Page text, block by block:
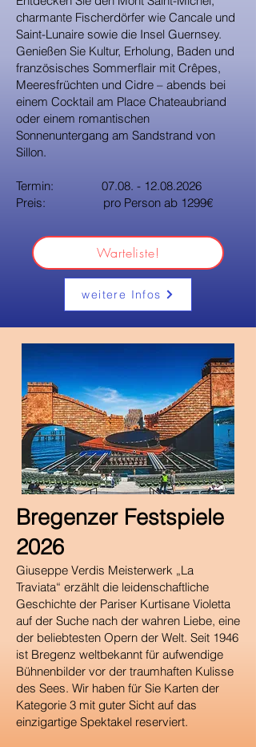
charmante Fischerdörfer wie Cancale und
Saint-Lunaire sowie die Insel Guernsey.
Genießen Sie Kultur, Erholung, Baden und
französisches Sommerflair mit Crêpes,
Meeresfrüchten und Cidre – abends bei
einem Cocktail am Place Chateaubriand
oder einem romantischen
Sonnenuntergang am Sandstrand von
Sillon.
Termin: 07.08. - 12.08.2026
Preis: pro Person ab 1299€
Warteliste!
weitere Infos
Bregenzer Festspiele
2026
Giuseppe Verdis Meisterwerk „La
Traviata“ erzählt die leidenschaftliche
Geschichte der Pariser Kurtisane Violetta
auf der Suche nach der wahren Liebe, eine
der beliebtesten Opern der Welt. Seit 1946
ist Bregenz weltbekannt für aufwendige
Bühnenbilder vor der traumhaften Kulisse
des Sees. Wir haben für Sie Karten der
Kategorie 3 mit guter Sicht auf das
einzigartige Spektakel reserviert.